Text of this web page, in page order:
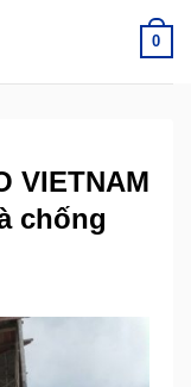
0
VIETNAM
chống